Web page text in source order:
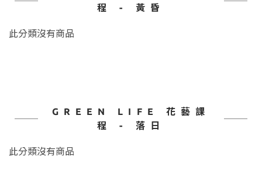
程 - 黃昏
此分類沒有商品
GREEN LIFE 花藝課
程 - 落日
此分類沒有商品